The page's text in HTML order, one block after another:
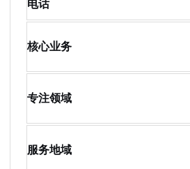
电话
核心业务
专注领域
服务地域